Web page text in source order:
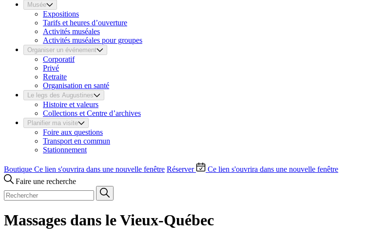
Musée
Expositions
Tarifs et heures d’ouverture
Activités muséales
Activités muséales pour groupes
Organiser un événement
Corporatif
Privé
Retraite
Organisation en santé
Le legs des Augustines
Histoire et valeurs
Collections et Centre d’archives
Planifier ma visite
Foire aux questions
Transport en commun
Stationnement
Boutique Ce lien s'ouvrira dans une nouvelle fenêtre Réserver
Ce lien s'ouvrira dans une nouvelle fenêtre
Faire une recherche
Massages dans le Vieux-Québec